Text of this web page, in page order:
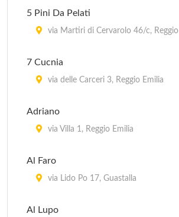
5 Pini Da Pelati
via Martiri di Cervarolo 46/c, Reggio
7 Cucnia
via delle Carceri 3, Reggio Emilia
Adriano
via Villa 1, Reggio Emilia
Al Faro
via Lido Po 17, Guastalla
Al Lupo